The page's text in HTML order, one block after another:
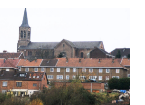
Soralia de Saint-Nicolas